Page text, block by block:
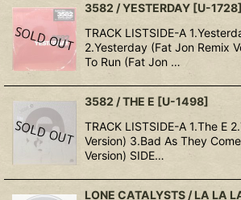
3582 / YESTERDAY [U-1728]
TRACK LISTSIDE-A
2.Yesterday (Fat Jon Remix
To Run (Fat Jon …
3582 / THE E [U-1498]
TRACK LISTSIDE-A 1.The E
Version) 3.Bad As They
Version) SIDE…
LONE CATALYSTS / LA LA